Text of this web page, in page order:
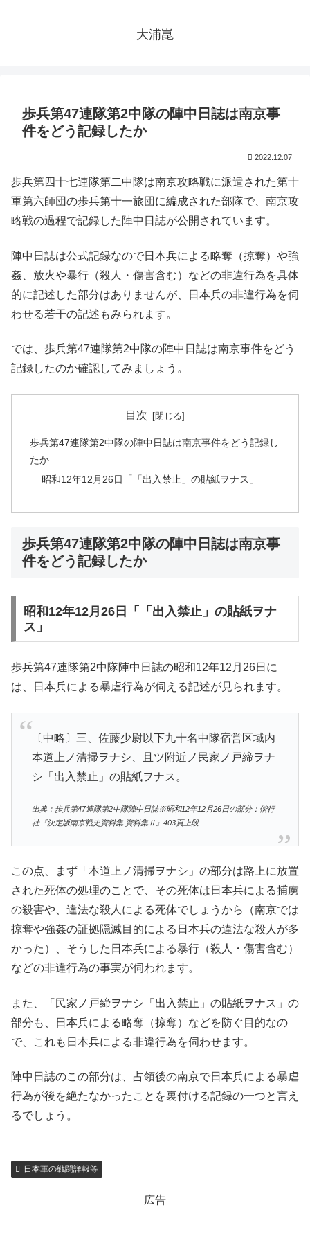
大浦崑
歩兵第47連隊第2中隊の陣中日誌は南京事
件をどう記録したか
2022.12.07
歩兵第四十七連隊第二中隊は南京攻略戦に派遣された第十
軍第六師団の歩兵第十一旅団に編成された部隊で、南京攻
略戦の過程で記録した陣中日誌が公開されています。
陣中日誌は公式記録なので日本兵による略奪（掠奪）や強
姦、放火や暴行（殺人・傷害含む）などの非違行為を具体
的に記述した部分はありませんが、日本兵の非違行為を伺
わせる若干の記述もみられます。
では、歩兵第47連隊第2中隊の陣中日誌は南京事件をどう
記録したのか確認してみましょう。
目次
歩兵第47連隊第2中隊の陣中日誌は南京事件をどう記録し
たか
昭和12年12月26日「「出入禁止」の貼紙ヲナス」
歩兵第47連隊第2中隊の陣中日誌は南京事
件をどう記録したか
昭和12年12月26日「「出入禁止」の貼紙ヲナ
ス」
歩兵第47連隊第2中隊陣中日誌の昭和12年12月26日に
は、日本兵による暴虐行為が伺える記述が見られます。
〔中略〕三、佐藤少尉以下九十名中隊宿営区域内
本道上ノ清掃ヲナシ、且ツ附近ノ民家ノ戸締ヲナ
シ「出入禁止」の貼紙ヲナス。
出典：歩兵第47連隊第2中隊陣中日誌※昭和12年12月26日の部分：偕行
社『決定版南京戦史資料集 資料集Ⅱ』403頁上段
この点、まず「本道上ノ清掃ヲナシ」の部分は路上に放置
された死体の処理のことで、その死体は日本兵による捕虜
の殺害や、違法な殺人による死体でしょうから（南京では
掠奪や強姦の証拠隠滅目的による日本兵の違法な殺人が多
かった）、そうした日本兵による暴行（殺人・傷害含む）
などの非違行為の事実が伺われます。
また、「民家ノ戸締ヲナシ「出入禁止」の貼紙ヲナス」の
部分も、日本兵による略奪（掠奪）などを防ぐ目的なの
で、これも日本兵による非違行為を伺わせます。
陣中日誌のこの部分は、占領後の南京で日本兵による暴虐
行為が後を絶たなかったことを裏付ける記録の一つと言え
るでしょう。
日本軍の戦闘詳報等
広告